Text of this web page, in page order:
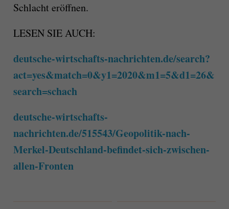
Schlacht eröffnen.
LESEN SIE AUCH:
deutsche-wirtschafts-nachrichten.de/search?
act=yes&match=0&y1=2020&m1=5&d1=26&
search=schach
deutsche-wirtschafts-
nachrichten.de/515543/Geopolitik-nach-
Merkel-Deutschland-befindet-sich-zwischen-
allen-Fronten